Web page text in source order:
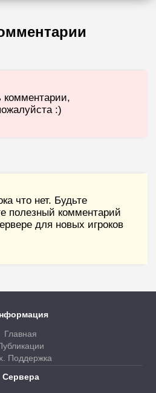
комментарии,
:)
что нет. Будьте
полезный комментарий
для новых игроков
Главная
Поддержка
Сервера